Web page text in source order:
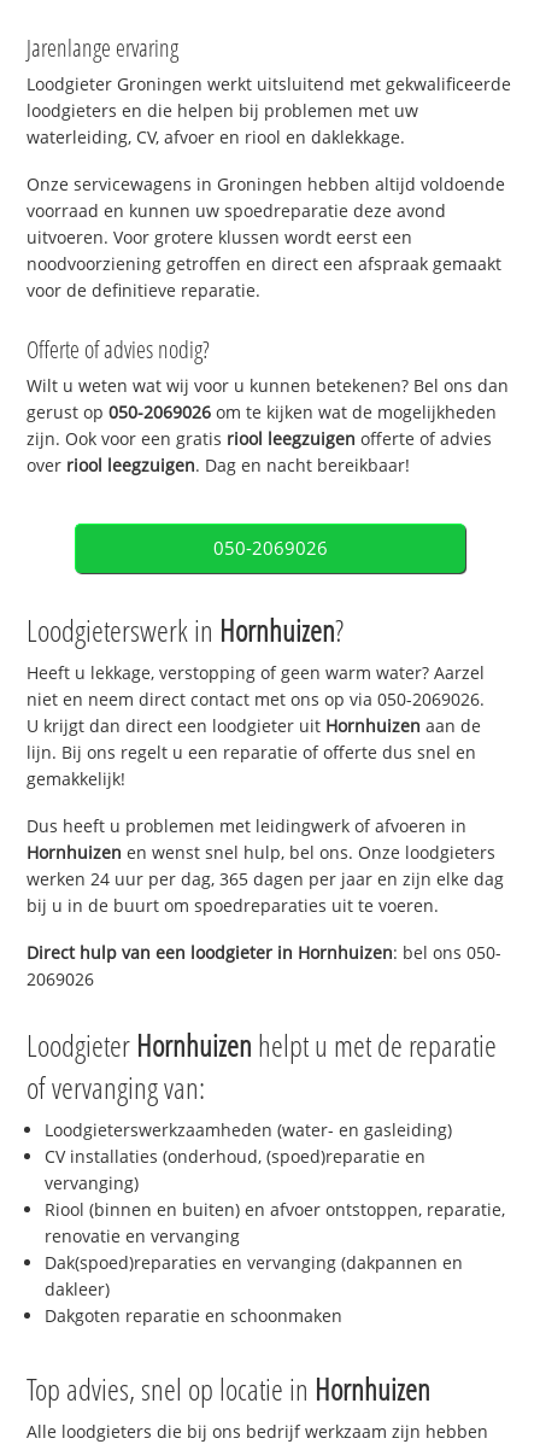
Jarenlange ervaring
Loodgieter Groningen werkt uitsluitend met gekwalificeerde
loodgieters en die helpen bij problemen met uw
waterleiding, CV, afvoer en riool en daklekkage.
Onze servicewagens in Groningen hebben altijd voldoende
voorraad en kunnen uw spoedreparatie deze avond
uitvoeren. Voor grotere klussen wordt eerst een
noodvoorziening getroffen en direct een afspraak gemaakt
voor de definitieve reparatie.
Offerte of advies nodig?
Wilt u weten wat wij voor u kunnen betekenen? Bel ons dan
gerust op050-2069026 om te kijken wat de mogelijkheden
zijn. Ook voor een gratis riool leegzuigen offerte of advies
over riool leegzuigen. Dag en nacht bereikbaar!
050-2069026
Loodgieterswerk in Hornhuizen?
Heeft u lekkage, verstopping of geen warm water? Aarzel
niet en neem direct contact met ons op via 050-2069026.
U krijgt dan direct een loodgieter uit Hornhuizen aan de
lijn. Bij ons regelt u een reparatie of offerte dus snel en
gemakkelijk!
Dus heeft u problemen met leidingwerk of afvoeren in
Hornhuizen en wenst snel hulp, bel ons. Onze loodgieters
werken 24 uur per dag, 365 dagen per jaar en zijn elke dag
bij u in de buurt om spoedreparaties uit te voeren.
Direct hulp van een loodgieter in Hornhuizen: bel ons 050-
2069026
Loodgieter Hornhuizen helpt u met de reparatie
of vervanging van:
Loodgieterswerkzaamheden (water- en gasleiding)
CV installaties (onderhoud, (spoed)reparatie en
vervanging)
Riool (binnen en buiten) en afvoer ontstoppen, reparatie,
renovatie en vervanging
Dak(spoed)reparaties en vervanging (dakpannen en
dakleer)
Dakgoten reparatie en schoonmaken
Top advies, snel op locatie in Hornhuizen
Alle loodgieters die bij ons bedrijf werkzaam zijn hebben